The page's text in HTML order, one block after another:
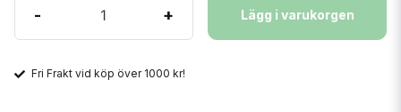
- + Lägg i varukorgen
Fri Frakt vid köp över 1000 kr!